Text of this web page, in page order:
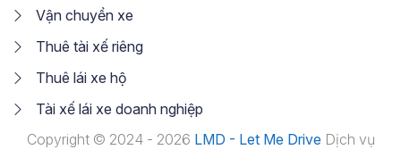
Vận chuyển xe
Thuê tài xế riêng
Thuê lái xe hộ
Tài xế lái xe doanh nghiệp
Copyright © 2024 - 2026 LMD - Let Me Drive Dịch vụ